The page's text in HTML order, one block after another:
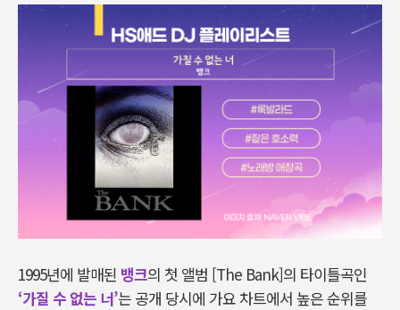
1995년에 발매된 뱅크의 첫 앨범 [The Bank]의 타이틀곡인
‘가질 수 없는 너’는 공개 당시에 가요 차트에서 높은 순위를